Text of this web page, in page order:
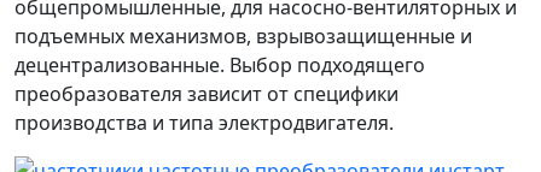
общепромышленные, для насосно-вентиляторных и
подъемных механизмов, взрывозащищенные и
децентрализованные. Выбор подходящего
преобразователя зависит от специфики
производства и типа электродвигателя.